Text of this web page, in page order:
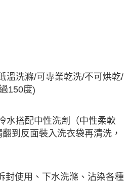
溫洗滌/可專業乾洗/不可烘乾/
150度)
水搭配中性洗劑（中性柔軟
到反面裝入洗衣袋再清洗，
封使用、下水洗滌、沾染各種